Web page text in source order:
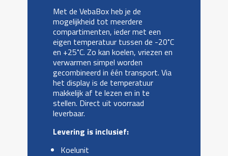
Met de VebaBox heb je de
mogelijkheid tot meerdere
compartimenten, ieder met een
eigen temperatuur tussen de -20˚C
en +25˚C. Zo kan koelen, vriezen en
verwarmen simpel worden
gecombineerd in één transport. Via
het display is de temperatuur
makkelijk af te lezen en in te
stellen. Direct uit voorraad
leverbaar.
Levering is inclusief:
Koelunit